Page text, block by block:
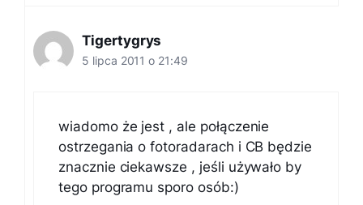
Tigertygrys
5 lipca 2011 o 21:49
wiadomo że jest , ale połączenie
ostrzegania o fotoradarach i CB będzie
znacznie ciekawsze , jeśli używało by
tego programu sporo osób:)